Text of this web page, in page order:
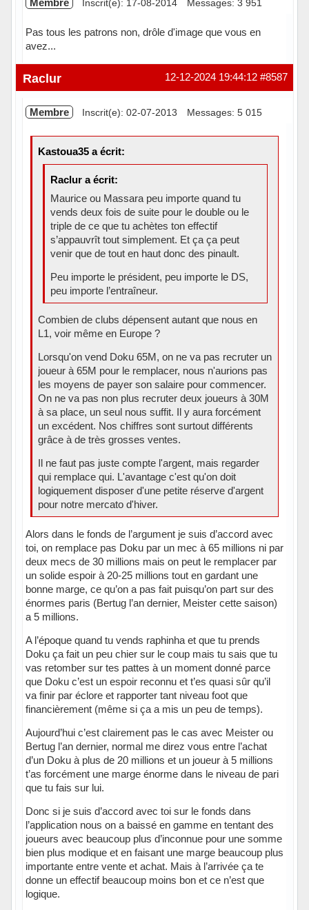
Membre Inscrit(e): 17-08-2014 Messages: 3 951
Pas tous les patrons non, drôle d'image que vous en
avez...
Hors ligne #8587
12-12-2024 19:44:12
Raclur
Membre Inscrit(e): 02-07-2013 Messages: 5 015
Kastoua35 a écrit:
Raclur a écrit:
Maurice ou Massara peu importe quand tu
vends deux fois de suite pour le double ou le
triple de ce que tu achètes ton effectif
s’appauvrît tout simplement. Et ça ça peut
venir que de tout en haut donc des pinault.
Peu importe le président, peu importe le DS,
peu importe l’entraîneur.
Combien de clubs dépensent autant que nous en
L1, voir même en Europe ?
Lorsqu'on vend Doku 65M, on ne va pas recruter un
joueur à 65M pour le remplacer, nous n'aurions pas
les moyens de payer son salaire pour commencer.
On ne va pas non plus recruter deux joueurs à 30M
à sa place, un seul nous suffit. Il y aura forcément
un excédent. Nos chiffres sont surtout différents
grâce à de très grosses ventes.
Il ne faut pas juste compte l'argent, mais regarder
qui remplace qui. L'avantage c'est qu'on doit
logiquement disposer d'une petite réserve d'argent
pour notre mercato d'hiver.
Alors dans le fonds de l’argument je suis d’accord avec
toi, on remplace pas Doku par un mec à 65 millions ni par
deux mecs de 30 millions mais on peut le remplacer par
un solide espoir à 20-25 millions tout en gardant une
bonne marge, ce qu’on a pas fait puisqu’on part sur des
énormes paris (Bertug l’an dernier, Meister cette saison)
a 5 millions.
A l’époque quand tu vends raphinha et que tu prends
Doku ça fait un peu chier sur le coup mais tu sais que tu
vas retomber sur tes pattes à un moment donné parce
que Doku c’est un espoir reconnu et t’es quasi sûr qu’il
va finir par éclore et rapporter tant niveau foot que
financièrement (même si ça a mis un peu de temps).
Aujourd’hui c’est clairement pas le cas avec Meister ou
Bertug l’an dernier, normal me direz vous entre l’achat
d’un Doku à plus de 20 millions et un joueur à 5 millions
t’as forcément une marge énorme dans le niveau de pari
que tu fais sur lui.
Donc si je suis d’accord avec toi sur le fonds dans
l’application nous on a baissé en gamme en tentant des
joueurs avec beaucoup plus d’inconnue pour une somme
bien plus modique et en faisant une marge beaucoup plus
importante entre vente et achat. Mais à l’arrivée ça te
donne un effectif beaucoup moins bon et ce n’est que
logique.